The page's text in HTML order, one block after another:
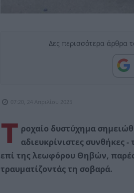
Δες περισσότερα άρθρα
07:20, 24 Απριλίου 2025
Τ ροχαίο δυστύχημα
αδιευκρίνιστες συνθήκες
επί της λεωφόρου Θηβών,
τραυματίζοντάς τη σοβαρά.